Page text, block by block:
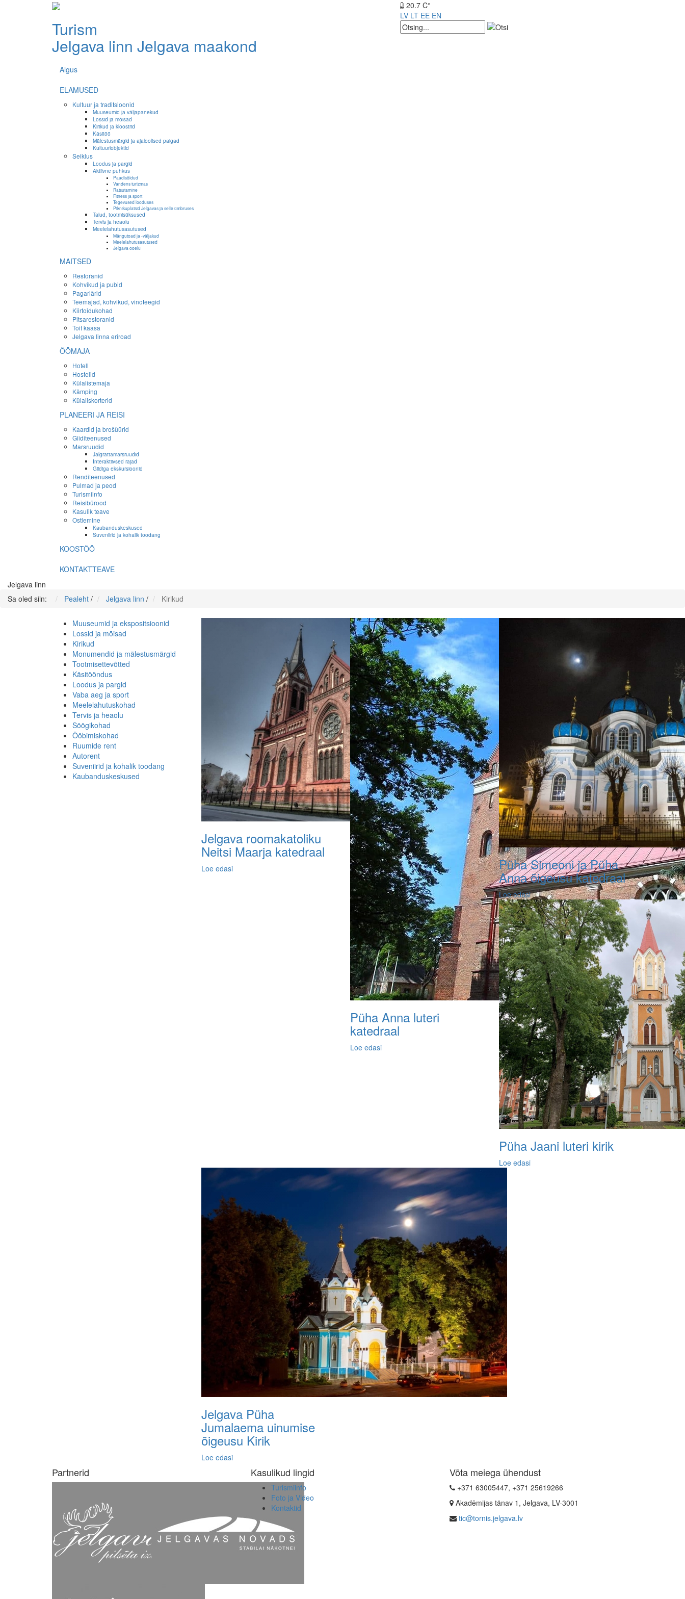
Turism
Jelgava linn Jelgava maakond
20.7 C°
LV LT EE EN
Algus
ELAMUSED
Kultuur ja traditsioonid
Muuseumid ja väljapanekud
Lossid ja mõisad
Kirikud ja kloostrid
Käsitöö
Mälestusmärgid ja ajaloolised paigad
Kultuuriobjektid
Seiklus
Loodus ja pargid
Aktiivne puhkus
Paadisõidud
Vandens turizmas
Ratsutamine
Fitness ja sport
Tegevused looduses
Piknikuplatsid Jelgavas ja selle ümbruses
Talud, tootmisüksused
Tervis ja heaolu
Meelelahutusasutused
Mängutoad ja -väljakud
Meelelahutusasutused
Jelgava ööelu
MAITSED
Restoranid
Kohvikud ja pubid
Pagariärid
Teemajad, kohvikud, vinoteegid
Kiirtoidukohad
Pitsarestoranid
Toit kaasa
Jelgava linna eriroad
ÖÖMAJA
Hotell
Hostelid
Külalistemaja
Kämping
Külaliskorterid
PLANEERI JA REISI
Kaardid ja brošüürid
Giiditeenused
Marsruudid
Jalgrattamarsruudid
Interaktiivsed rajad
Giidiga ekskursioonid
Renditeenused
Pulmad ja peod
Turismiinfo
Reisibürood
Kasulik teave
Ostlemine
Kaubanduskeskused
Suveniirid ja kohalik toodang
KOOSTÖÖ
KONTAKTTEAVE
Jelgava linn
Sa oled siin:
Pealeht / Jelgava linn / Kirikud
Muuseumid ja ekspositsioonid
Lossid ja mõisad
Kirikud
Monumendid ja mälestusmärgid
Tootmisettevõtted
Käsitööndus
Loodus ja pargid
Vaba aeg ja sport
Meelelahutuskohad
Tervis ja heaolu
Söögikohad
Ööbimiskohad
Ruumide rent
Autorent
Suveniirid ja kohalik toodang
Kaubanduskeskused
Jelgava roomakatoliku
Neitsi Maarja katedraal
Loe edasi
Püha Anna luteri
katedraal
Loe edasi
Püha Simeoni ja Püha
Anna õigeusu katedraal
Loe edasi
Püha Jaani luteri kirik
Loe edasi
Jelgava Püha
Jumalaema uinumise
õigeusu Kirik
Loe edasi
Partnerid Kasulikud lingid
Turismiinfo
Foto ja Video
Kontaktid
Võta meiega ühendust
+371 63005447, +371 25619266
Akadēmijas tänav 1, Jelgava, LV-3001
tic@tornis.jelgava.lv